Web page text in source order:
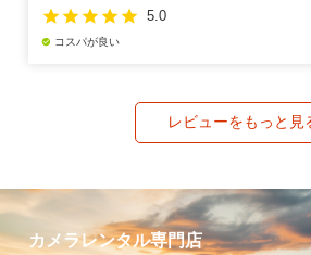
star star star star star 5.0
check_circle コスパが良い
レビューをもっと見
カメラレンタル専門店